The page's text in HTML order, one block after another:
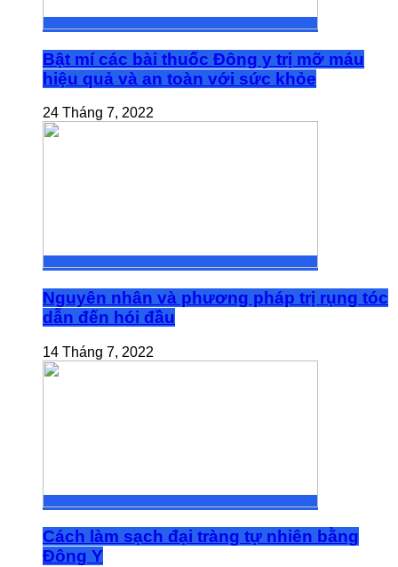
Bật mí các bài thuốc Đông y trị mỡ máu
hiệu quả và an toàn với sức khỏe
24 Tháng 7, 2022
Nguyên nhân và phương pháp trị rụng tóc
dẫn đến hói đầu
14 Tháng 7, 2022
Cách làm sạch đại tràng tự nhiên bằng
Đông Y